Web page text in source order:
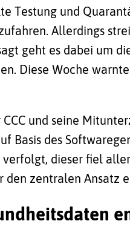
Testung und
Allerdings
geht es dabei um
Diese Woche
und seine
Basis des
dieser fiel
den zentralen Ansatz